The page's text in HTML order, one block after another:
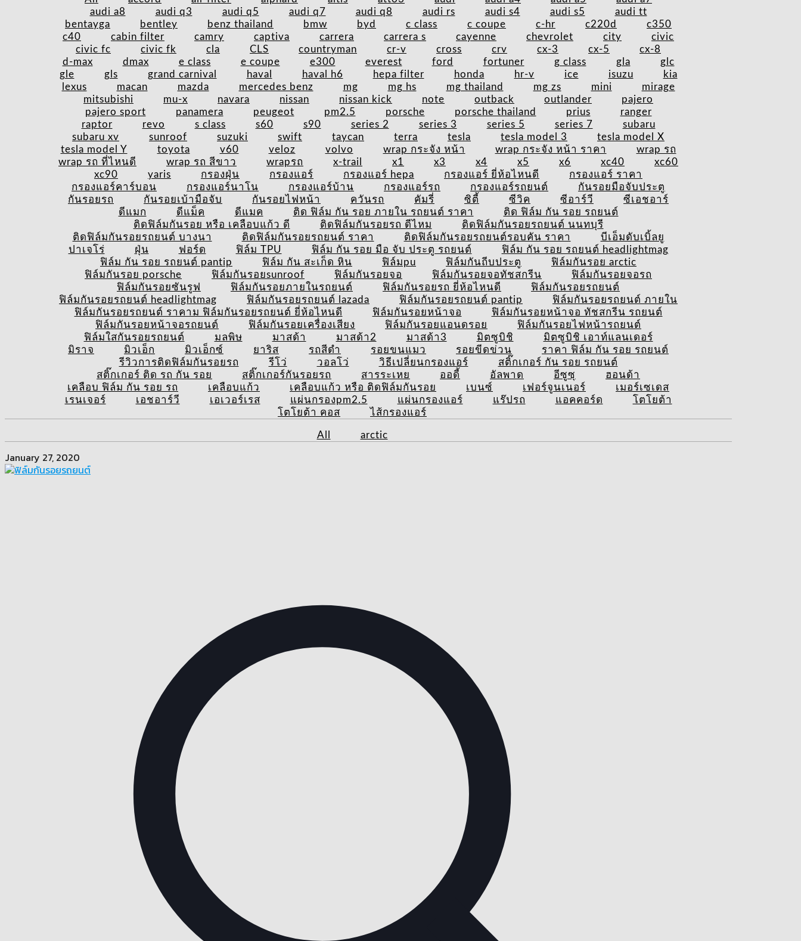
audi a8
audi q3 audi q5 audi q7 audi q8 audi rs audi s4 audi s5
audi tt
bentayga
bentley benz thailand bmw byd c class c coupe c-hr c220d
c350
c40
cabin filter camry captiva carrera carrera s cayenne chevrolet city
civic
civic fc
civic fk cla CLS countryman cr-v cross crv cx-3 cx-5
cx-8
d-max
dmax e class e coupe e300 everest ford fortuner g class gla
glc
gle
gls grand carnival haval haval h6 hepa filter honda hr-v ice isuzu
kia
lexus
macan mazda mercedes benz mg mg hs mg thailand mg zs mini
mirage
mitsubishi
mu-x navara nissan nissan kick note outback outlander
pajero
pajero sport
panamera peugeot pm2.5 porsche porsche thailand prius
ranger
raptor
revo s class s60 s90 series 2 series 3 series 5 series 7
subaru
subaru xv
sunroof suzuki swift taycan terra tesla tesla model 3
tesla model X
tesla model Y
toyota v60 veloz volvo wrap กระจัง หน้า wrap กระจัง หน้า ราคา
wrap รถ
wrap รถ ที่ไหนดี
wrap รถ สีขาว wrapรถ x-trail x1 x3 x4 x5 x6 xc40
xc60
xc90
yaris กรองฝุ่น กรองแอร์ กรองแอร์ hepa กรองแอร์ ยี่ห้อไหนดี
กรองแอร์ ราคา
กรองแอร์คาร์บอน
กรองแอร์นาโน กรองแอร์บ้าน กรองแอร์รถ กรองแอร์รถยนต์
กันรอยมือจับประตู
กันรอยรถ
กันรอยเบ้ามือจับ กันรอยไฟหน้า ควันรถ คัมรี่ ซิตี้ ซีวิค ซีอาร์วี
ซีเอชอาร์
ดีแมก
ดีแม็ค ดีแมค ติด ฟิล์ม กัน รอย ภายใน รถยนต์ ราคา
ติด ฟิล์ม กัน รอย รถยนต์
ติดฟิล์มกันรอย หรือ เคลือบแก้ว ดี
ติดฟิล์มกันรอยรถ ดีไหม
ติดฟิล์มกันรอยรถยนต์ นนทบุรี
ติดฟิล์มกันรอยรถยนต์ บางนา
ติดฟิล์มกันรอยรถยนต์ ราคา ติดฟิล์มกันรอยรถยนต์รอบคัน ราคา
บีเอ็มดับเบิ้ลยู
ปาเจโร่
ฝุ่น ฟอร์ด ฟิล์ม TPU ฟิล์ม กัน รอย มือ จับ ประตู รถยนต์
ฟิล์ม กัน รอย รถยนต์ headlightmag
ฟิล์ม กัน รอย รถยนต์ pantip
ฟิล์ม กัน สะเก็ด หิน ฟิล์มpu ฟิล์มกันถีบประตู
ฟิล์มกันรอย arctic
ฟิล์มกันรอย porsche
ฟิล์มกันรอยsunroof ฟิล์มกันรอยจอ ฟิล์มกันรอยจอทัชสกรีน
ฟิล์มกันรอยจอรถ
ฟิล์มกันรอยซันรูฟ
ฟิล์มกันรอยภายในรถยนต์ ฟิล์มกันรอยรถ ยี่ห้อไหนดี
ฟิล์มกันรอยรถยนต์
ฟิล์มกันรอยรถยนต์ headlightmag
ฟิล์มกันรอยรถยนต์ lazada ฟิล์มกันรอยรถยนต์ pantip
ฟิล์มกันรอยรถยนต์ ภายใน
ฟิล์มกันรอยรถยนต์ ราคาม ฟิล์มกันรอยรถยนต์ ยี่ห้อไหนดี
ฟิล์มกันรอยหน้าจอ
ฟิล์มกันรอยหน้าจอ ทัชสกรีน รถยนต์
ฟิล์มกันรอยหน้าจอรถยนต์
ฟิล์มกันรอยเครื่องเสียง ฟิล์มกันรอยแอนดรอย
ฟิล์มกันรอยไฟหน้ารถยนต์
ฟิล์มใสกันรอยรถยนต์
มลพิษ มาสด้า มาสด้า2 มาสด้า3 มิตซูบิชิ
มิตซูบิชิ เอาท์แลนเดอร์
มิราจ
มิวเอ็ก มิวเอ็กซ์ ยาริส รถสีดำ รอยขนแมว รอยขีดข่วน
ราคา ฟิล์ม กัน รอย รถยนต์
รีวิวการติดฟิล์มกันรอยรถ
รีโว่ วอลโว่ วิธีเปลี่ยนกรองแอร์
สติ๊กเกอร์ กัน รอย รถยนต์
สติ๊กเกอร์ ติด รถ กัน รอย
สติ๊กเกอร์กันรอยรถ สารระเหย ออดี้ อัลพาด อีซูซุ
ฮอนด้า
เคลือบ ฟิล์ม กัน รอย รถ
เคลือบแก้ว เคลือบแก้ว หรือ ติดฟิล์มกันรอย เบนซ์ เฟอร์จูนเนอร์
เมอร์เซเดส
เรนเจอร์
เอชอาร์วี เอเวอร์เรส แผ่นกรองpm2.5 แผ่นกรองแอร์ แร๊ปรถ แอคคอร์ด
โตโยต้า
โตโยต้า คอส
ไส้กรองแอร์
All arctic
January 27, 2020